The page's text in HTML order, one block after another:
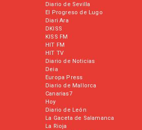
Diario de Sevilla
El Progreso de Lugo
Diari Ara
DKISS
KISS FM
HIT FM
HIT TV
Diario de Noticias
Deia
Europa Press
Diario de Mallorca
Canarias7
Hoy
Diario de León
La Gaceta de Salamanca
La Rioja